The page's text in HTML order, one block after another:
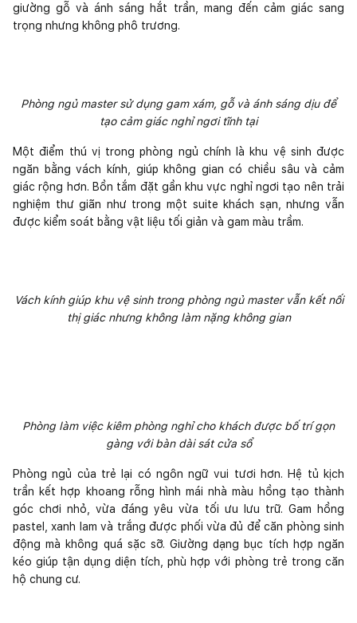
giường gỗ và ánh sáng hắt trần, mang đến cảm giác sang
trọng nhưng không phô trương.
Phòng ngủ master sử dụng gam xám, gỗ và ánh sáng dịu để
tạo cảm giác nghỉ ngơi tĩnh tại
Một điểm thú vị trong phòng ngủ chính là khu vệ sinh được
ngăn bằng vách kính, giúp không gian có chiều sâu và cảm
giác rộng hơn. Bồn tắm đặt gần khu vực nghỉ ngơi tạo nên trải
nghiệm thư giãn như trong một suite khách sạn, nhưng vẫn
được kiểm soát bằng vật liệu tối giản và gam màu trầm.
Vách kính giúp khu vệ sinh trong phòng ngủ master vẫn kết nối
thị giác nhưng không làm nặng không gian
Phòng làm việc kiêm phòng nghỉ cho khách được bố trí gọn
gàng với bàn dài sát cửa sổ
Phòng ngủ của trẻ lại có ngôn ngữ vui tươi hơn. Hệ tủ kịch
trần kết hợp khoang rỗng hình mái nhà màu hồng tạo thành
góc chơi nhỏ, vừa đáng yêu vừa tối ưu lưu trữ. Gam hồng
pastel, xanh lam và trắng được phối vừa đủ để căn phòng sinh
động mà không quá sặc sỡ. Giường dạng bục tích hợp ngăn
kéo giúp tận dụng diện tích, phù hợp với phòng trẻ trong căn
hộ chung cư.